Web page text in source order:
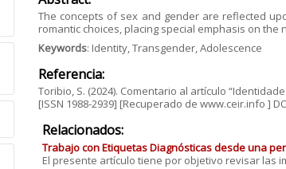
The concepts of sex and gender are reflected
romantic choices, placing special emphasis on
Keywords: Identity, Transgender, Adolescence
Referencia:
Toribio, S. (2024). Comentario al artículo
[ISSN 1988-2939] [Recuperado de www.ceir.info ]
Relacionados:
Trabajo con Etiquetas Diagnósticas desde una
El presente artículo tiene por objetivo revisar las